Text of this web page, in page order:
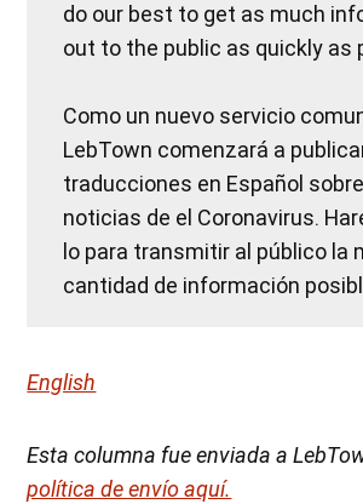
do our best to get as much
out to the public as quickly as
Como un nuevo servicio
LebTown comenzará a
traducciones en Español
noticias de el Coronavirus.
lo para transmitir al público la
cantidad de información
English
Esta columna fue enviada a
política de envío aquí.